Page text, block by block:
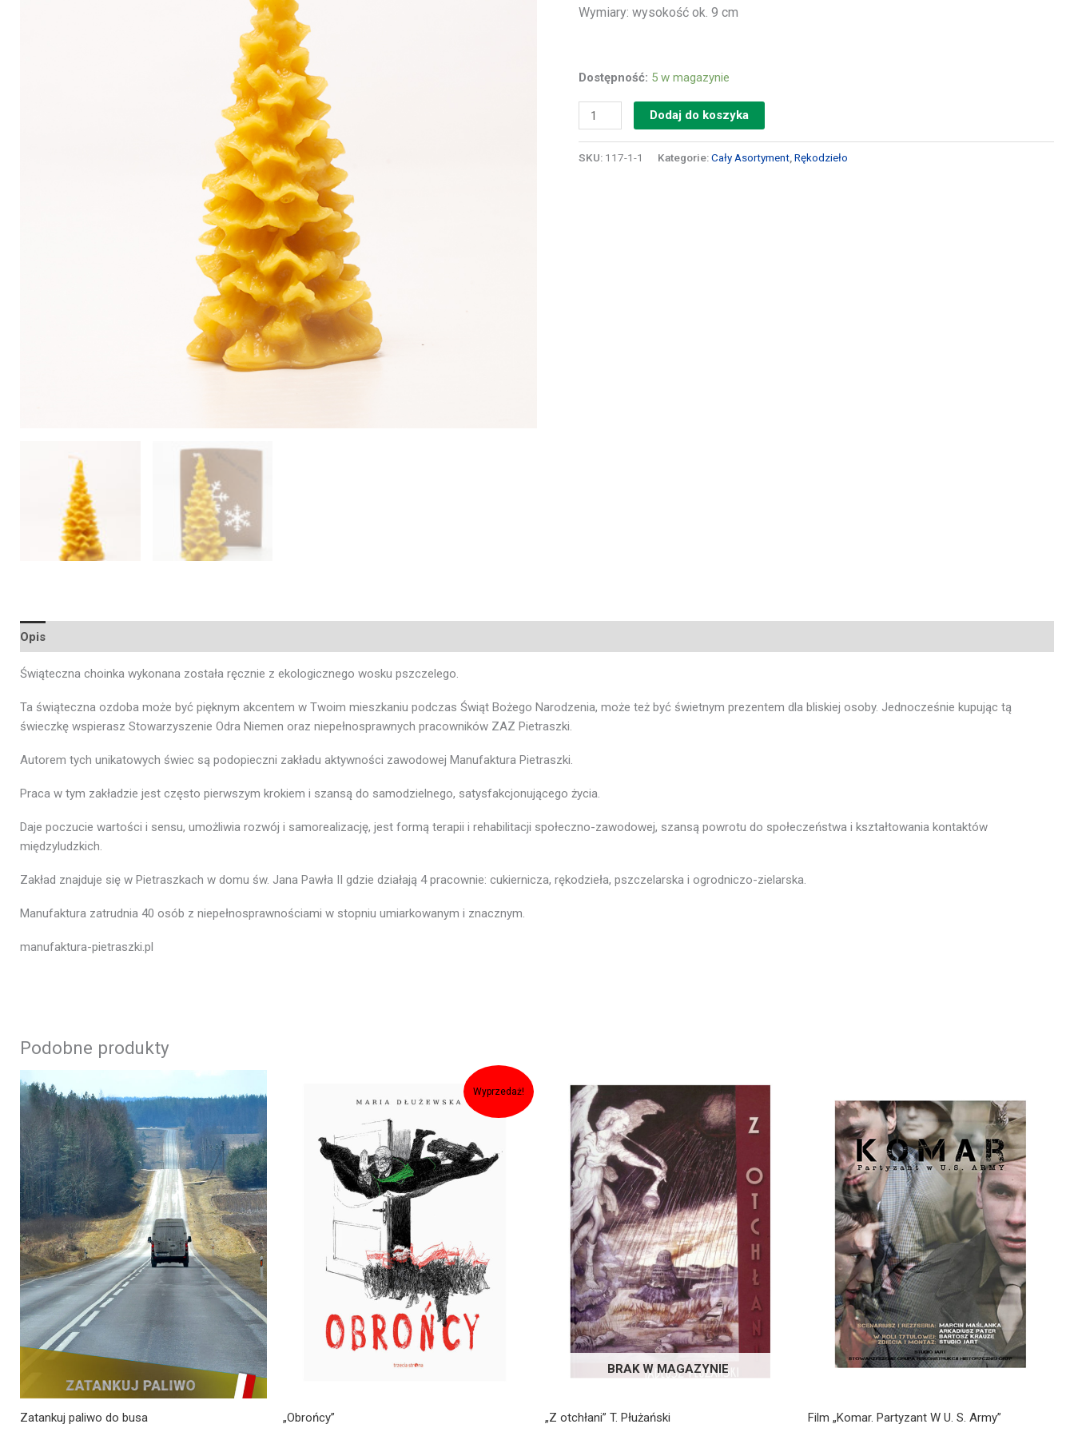
Wymiary: wysokość ok. 9 cm
Dostępność: 5 w magazynie
Dodaj do koszyka
SKU: 117-1-1 Kategorie:Cały Asortyment, Rękodzieło
Opis
Świąteczna choinka wykonana została ręcznie z ekologicznego wosku pszczelego.
Ta świąteczna ozdoba może być pięknym akcentem w Twoim mieszkaniu podczas Świąt Bożego Narodzenia, może też być świetnym prezentem dla bliskiej osoby. Jednocześnie kupując tą
świeczkę wspierasz Stowarzyszenie Odra Niemen oraz niepełnosprawnych pracowników ZAZ Pietraszki.
Autorem tych unikatowych świec są podopieczni zakładu aktywności zawodowej Manufaktura Pietraszki.
Praca w tym zakładzie jest często pierwszym krokiem i szansą do samodzielnego, satysfakcjonującego życia.
Daje poczucie wartości i sensu, umożliwia rozwój i samorealizację, jest formą terapii i rehabilitacji społeczno-zawodowej, szansą powrotu do społeczeństwa i kształtowania kontaktów
międzyludzkich.
Zakład znajduje się w Pietraszkach w domu św. Jana Pawła II gdzie działają 4 pracownie: cukiernicza, rękodzieła, pszczelarska i ogrodniczo-zielarska.
Manufaktura zatrudnia 40 osób z niepełnosprawnościami w stopniu umiarkowanym i znacznym.
manufaktura-pietraszki.pl
Podobne produkty
Zatankuj paliwo do busa
Wyprzedaż!
„Obrońcy”
wynosiła:wynosi:
29,90zł.
BRAK W MAGAZYNIE
„Z otchłani” T. Płużański Film „Komar. Partyzant W U. S. Army”